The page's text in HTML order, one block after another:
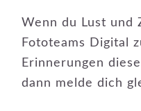
Wenn du Lust und
Fototeams Digital
Erinnerungen
dann melde dich